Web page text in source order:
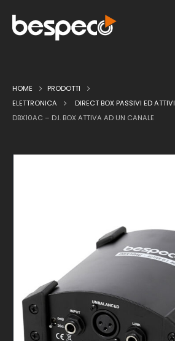
HOME
PRODOTTI
ELETTRONICA
DIRECT BOX PASSIVI ED ATTIVI
DBX10AC – D.I. BOX ATTIVA AD UN CANALE